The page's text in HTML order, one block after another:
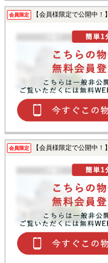
会員限定 【会員様限定で公開中！】
会員限定 【会員様限定で公開中！】